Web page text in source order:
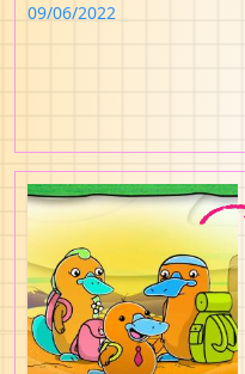
09/06/2022